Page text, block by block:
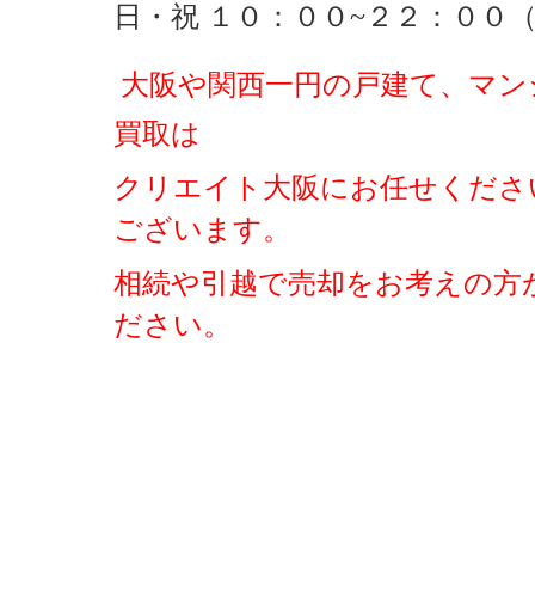
日・祝 １０：００~２２：００
大阪や関西一円の戸建て、マ
買取は
クリエイト大阪にお任せくだ
ございます。
相続や引越で売却をお考えの
ださい。